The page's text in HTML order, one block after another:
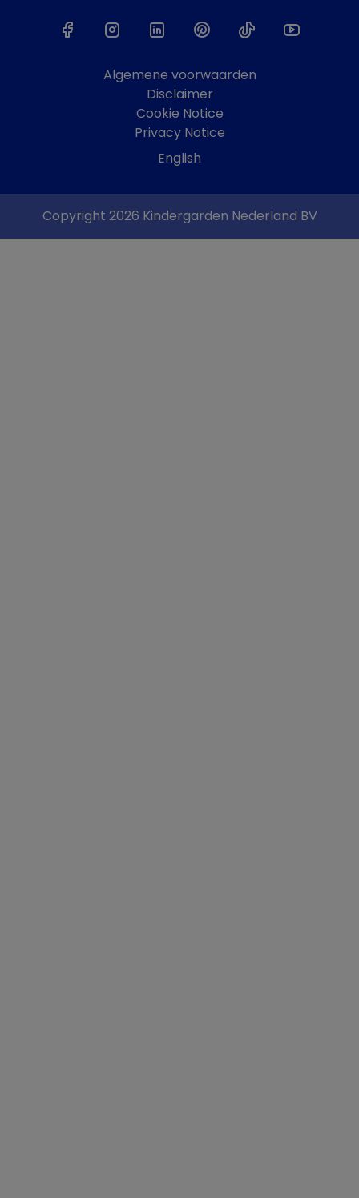
Algemene voorwaarden
Disclaimer
Cookie Notice
Privacy Notice
English
Copyright 2026 Kindergarden Nederland BV